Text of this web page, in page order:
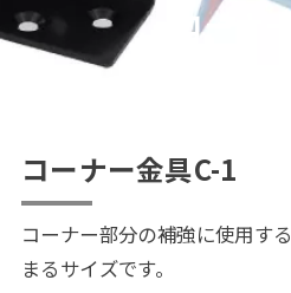
-コーナ
コーナー金具C-1
コーナー部分の補強に使用す
まるサイズです。